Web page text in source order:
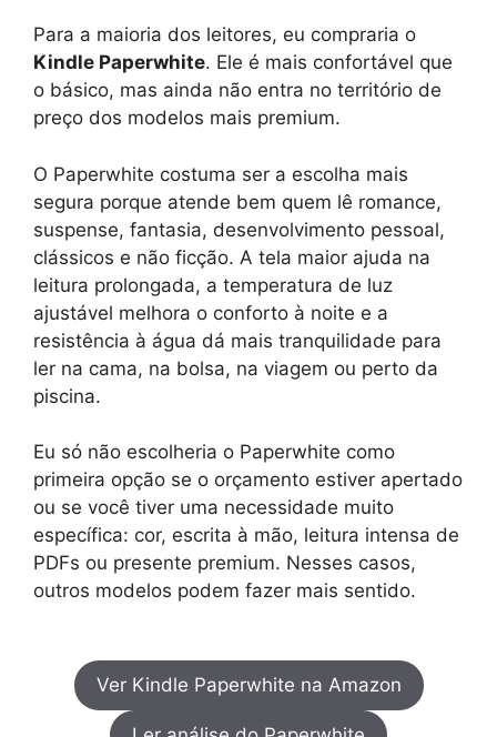
Para a maioria dos leitores, eu compraria o
Kindle Paperwhite. Ele é mais confortável que
o básico, mas ainda não entra no território de
preço dos modelos mais premium.
O Paperwhite costuma ser a escolha mais
segura porque atende bem quem lê romance,
suspense, fantasia, desenvolvimento pessoal,
clássicos e não ficção. A tela maior ajuda na
leitura prolongada, a temperatura de luz
ajustável melhora o conforto à noite e a
resistência à água dá mais tranquilidade para
ler na cama, na bolsa, na viagem ou perto da
piscina.
Eu só não escolheria o Paperwhite como
primeira opção se o orçamento estiver apertado
ou se você tiver uma necessidade muito
específica: cor, escrita à mão, leitura intensa de
PDFs ou presente premium. Nesses casos,
outros modelos podem fazer mais sentido.
Ver Kindle Paperwhite na Amazon